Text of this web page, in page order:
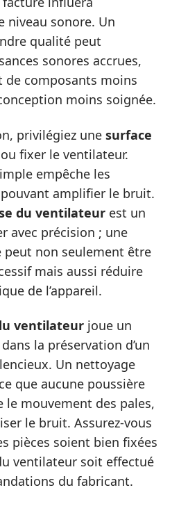
niveau sonore. Un
qualité peut
sonores accrues,
composants moins
moins soignée.
privilégiez une surface
fixer le ventilateur.
empêche les
amplifier le bruit.
du ventilateur est un
avec précision ; une
peut non seulement être
mais aussi réduire
de l’appareil.
ventilateur joue un
la préservation d’un
Un nettoyage
que aucune poussière
le mouvement des pales,
le bruit. Assurez-vous
pièces soient bien fixées
ventilateur soit effectué
du fabricant.